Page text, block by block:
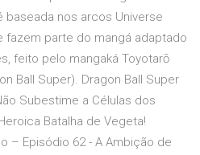
baseada nos arcos Universe
fazem parte do mangá adaptado
feito pelo mangaká Toyotarō
Ball Super). Dragon Ball Super
Subestime a Células dos
Batalha de Vegeta!
– Episódio 62 - A Ambição de